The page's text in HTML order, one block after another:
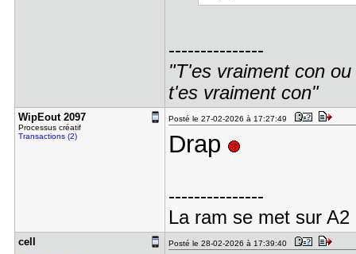
---------------
"T'es vraiment con
t'es vraiment con"
WipEout 20​97
Processus créatif
Transactions (2)
Posté le 27-02-2026 à 17:27:49
Drap
---------------
La ram se met sur
cell Posté le 28-02-2026 à 17:39:40